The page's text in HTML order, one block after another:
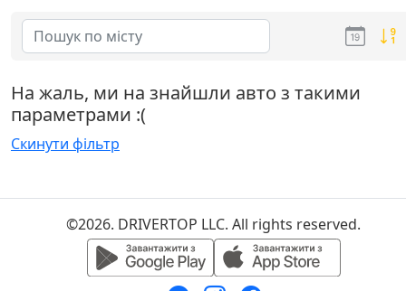
На жаль, ми на знайшли авто з такими
параметрами :(
Скинути фільтр
©2026. DRIVERTOP LLC. All rights reserved.